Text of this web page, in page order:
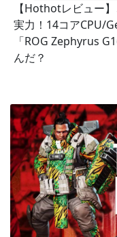
【Hothotレビュー
実力！14コアCPU/
「ROG Zephyrus
んだ？